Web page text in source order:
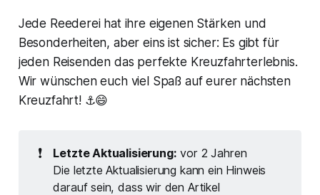
Jede Reederei hat ihre eigenen Stärken und
Besonderheiten, aber eins ist sicher: Es gibt für
jeden Reisenden das perfekte Kreuzfahrterlebnis.
Wir wünschen euch viel Spaß auf eurer nächsten
Kreuzfahrt! ⚓😄
❗ Letzte Aktualisierung: vor 2 Jahren
Die letzte Aktualisierung kann ein Hinweis
darauf sein, dass wir den Artikel